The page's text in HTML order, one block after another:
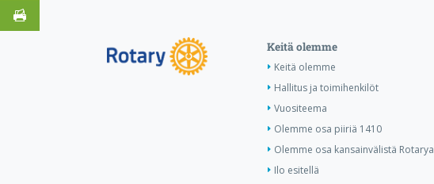
Keitä olemme
Keitä olemme
Hallitus ja toimihenkilöt
Vuositeema
Olemme osa piiriä 1410
Olemme osa kansainvälistä Rotarya
Ilo esitellä